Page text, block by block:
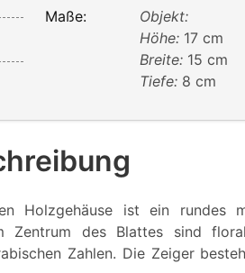
Maße:
Objekt:
Höhe: 17 cm
Breite: 15 cm
Tiefe: 8 cm
Holzgehäuse ist ein rundes
des Blattes sind
Zahlen. Die Zeiger